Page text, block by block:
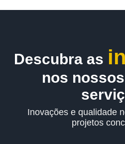
Descubra as
nos
Inovações e qualidade
projetos